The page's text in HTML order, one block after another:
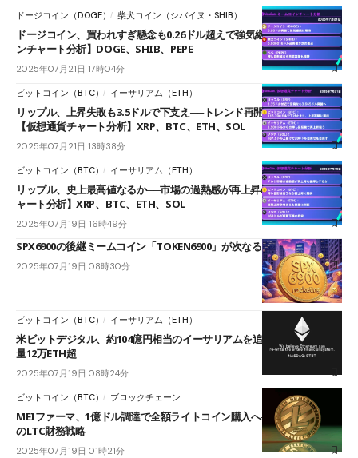
ドージコイン（DOGE） 柴犬コイン（シバイヌ・SHIB）
ドージコイン、買われすぎ懸念も0.26ドル超えで強気継続【ミームコイ
ンチャート分析】DOGE、SHIB、PEPE
2025年07月21日 17時04分
ビットコイン（BTC） イーサリアム（ETH）
リップル、上昇失敗も3.5ドルで下支え──トレンド再開を見極める局面
【仮想通貨チャート分析】XRP、BTC、ETH、SOL
2025年07月21日 13時38分
ビットコイン（BTC） イーサリアム（ETH）
リップル、史上最高値なるか──市場の過熱感が再上昇の鍵【仮想通貨チ
ャート分析】XRP、BTC、ETH、SOL
2025年07月19日 16時49分
SPX6900の後継ミームコイン「TOKEN6900」が次なるトレンドか
2025年07月19日 08時30分
ビットコイン（BTC） イーサリアム（ETH）
米ビットデジタル、約104億円相当のイーサリアムを追加購入──総保有
量12万ETH超
2025年07月19日 08時24分
ビットコイン（BTC） ブロックチェーン
MEIファーマ、1億ドル調達で全額ライトコイン購入へ──米上場企業初
のLTC財務戦略
2025年07月19日 01時21分